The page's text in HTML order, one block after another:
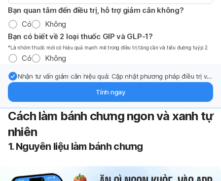
Bạn quan tâm đến điều trị, hỗ trợ giảm cân không?
Có
Không
Bạn có biết về 2 loại thuốc GIP và GLP-1?
*Là nhóm thuốc mới có hiệu quả mạnh mẽ trong điều trị tăng cần và tiểu đường tuýp 2.
Có Không
Nhận tư vấn giảm cân hiệu quả: Cập nhật phương pháp điều trị và
Tính ngay
Cách làm bánh chưng ngon và xanh tự
nhiên
1. Nguyên liệu làm bánh chưng